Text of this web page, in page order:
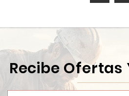
Recibe Ofertas